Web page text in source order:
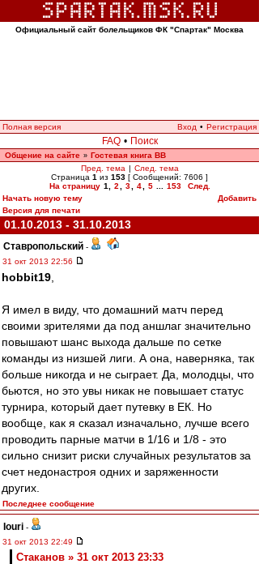
Официальный сайт болельщиков ФК "Спартак" Москва
Полная версия Вход • Регистрация
FAQ • Поиск
Общение на сайте » Гостевая книга ВВ
Пред. тема | След. тема
Страница 1 из 153 [ Сообщений: 7606 ]
На страницу 1 2 3 4 5 153
След.
Начать новую тему
Добавить
Версия для печати
01.10.2013 - 31.10.2013
Ставропольский -
31 окт 2013 22:56
hobbit19
Я имел в виду, что домашний матч перед
своими зрителями да под аншлаг значительно
повышают шанс выхода дальше по сетке
команды из низшей лиги. А она, наверняка, так
больше никогда и не сыграет. Да, молодцы, что
бьются, но это увы никак не повышает статус
турнира, который дает путевку в ЕК. Но
вообще, как я сказал изначально, лучше всего
проводить парные матчи в 1/16 и 1/8 - это
сильно снизит риски случайных результатов за
счет недонастроя одних и заряженности
других.
Последнее сообщение
Iouri -
31 окт 2013 22:49
Cтаканов » 31 окт 2013 23:33